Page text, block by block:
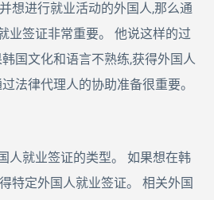
想进行就业活动的外国人,那么通
业签证非常重要。 他说这样的过
国文化和语言不熟练,获得外国人
法律代理人的协助准备很重要。
人就业签证的类型。 如果想在韩
特定外国人就业签证。 相关外国